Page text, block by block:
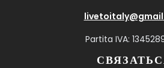
Partita IVA: